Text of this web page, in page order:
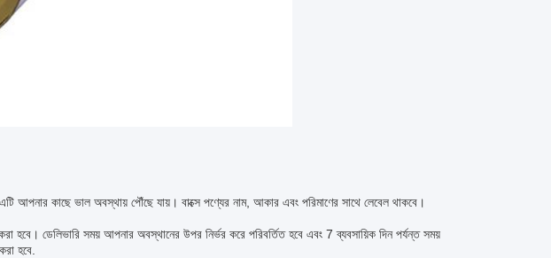
আপনার কাছে ভাল অবস্থায় পৌঁছে যায়। বাক্সে পণ্যের নাম, আকার এবং পরিমাণের সাথে লেবেল থাকবে।
হবে। ডেলিভারি সময় আপনার অবস্থানের উপর নির্ভর করে পরিবর্তিত হবে এবং 7 ব্যবসায়িক দিন পর্যন্ত সময়
হবে.